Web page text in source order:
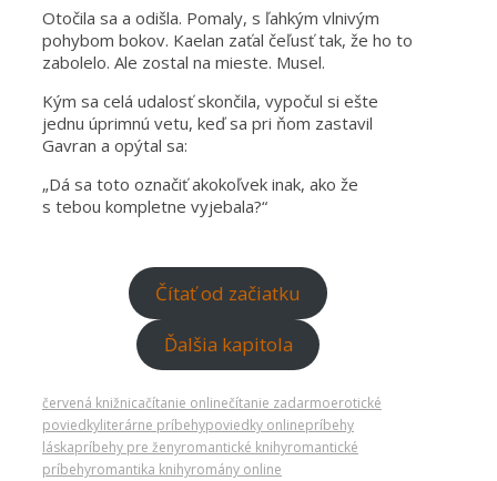
Otočila sa a odišla. Pomaly, s ľahkým vlnivým
pohybom bokov. Kaelan zaťal čeľusť tak, že ho to
zabolelo. Ale zostal na mieste. Musel.
Kým sa celá udalosť skončila, vypočul si ešte
jednu úprimnú vetu, keď sa pri ňom zastavil
Gavran a opýtal sa:
„Dá sa toto označiť akokoľvek inak, ako že
s tebou kompletne vyjebala?“
Čítať od začiatku
Ďalšia kapitola
červená knižnicačítanie onlinečítanie zadarmoerotické
poviedkyliterárne príbehypoviedky onlinepríbehy
láskapríbehy pre ženyromantické knihyromantické
príbehyromantika knihyromány online